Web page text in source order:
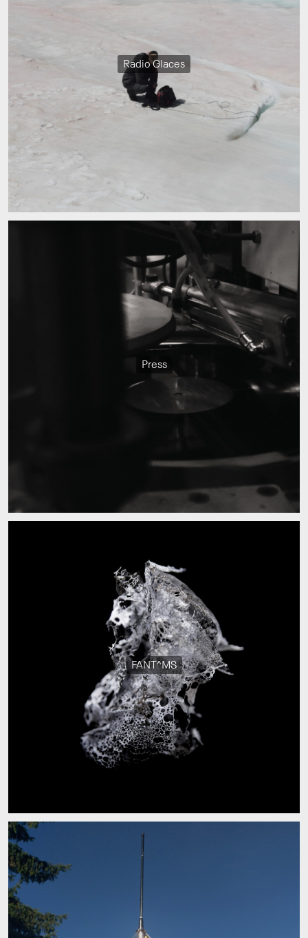
Radio Glaces
Press
FANT^MS